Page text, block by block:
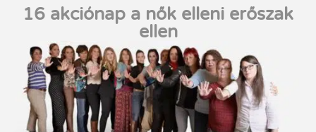
16 akciónap a nők elleni erőszak
ellen